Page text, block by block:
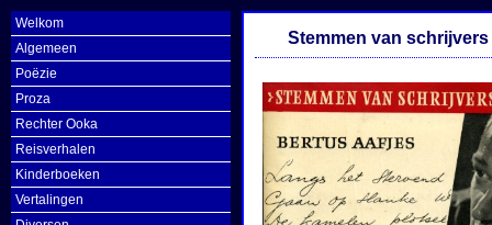
Welkom
Algemeen
Poëzie
Proza
Rechter Ooka
Reisverhalen
Kinderboeken
Vertalingen
Stemmen van